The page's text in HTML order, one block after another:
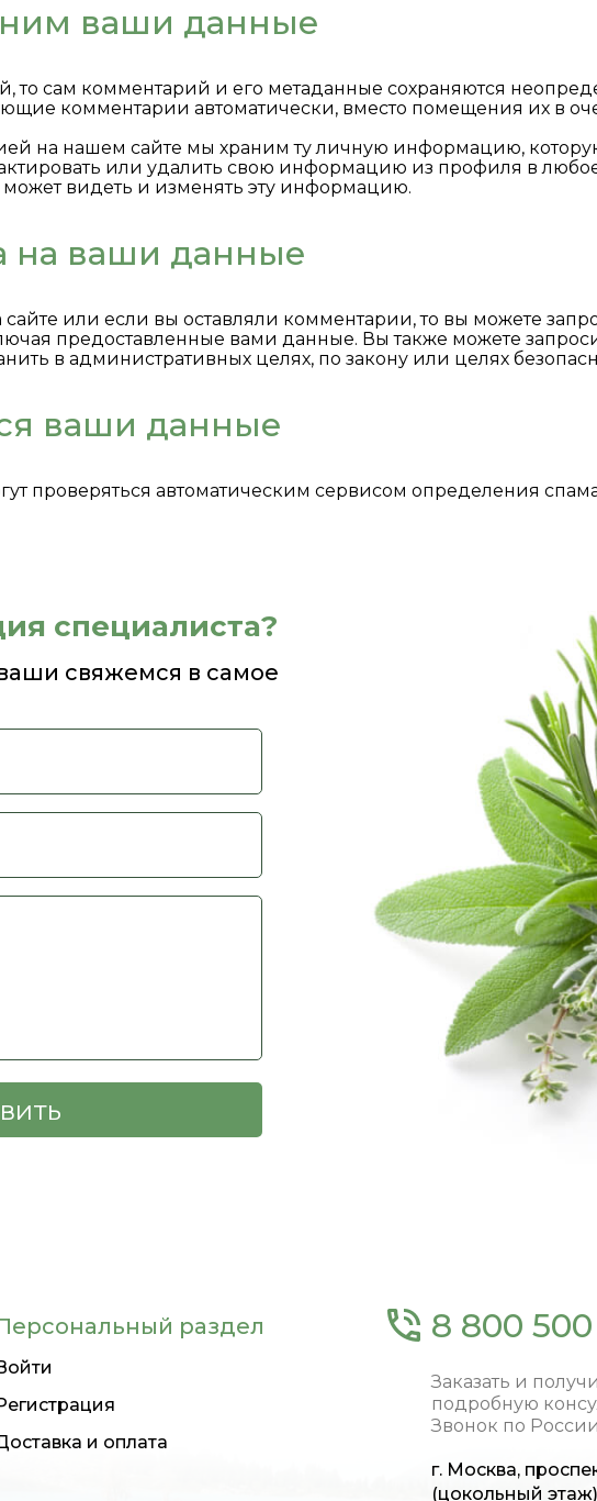
ваши данные
то сам комментарий и его метаданные сохраняются
комментарии автоматически, вместо помещения их в
на нашем сайте мы храним ту личную информацию,
или удалить свою информацию из профиля в
видеть и изменять эту информацию.
на ваши данные
или если вы оставляли комментарии, то вы можете
предоставленные вами данные. Вы также можете
в административных целях, по закону или целях
ваши данные
проверяться автоматическим сервисом определения
специалиста?
свяжемся в самое
раздел
и оплата
8 800 500
Заказать и
подробную
Звонок по
г. Москва,
(цокольный этаж)